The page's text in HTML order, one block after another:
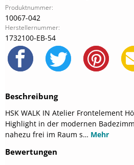
Produktnummer:
10067-042
Herstellernummer:
1732100-EB-54
Beschreibung
HSK WALK IN Atelier Frontelement
Highlight in der modernen
nahezu frei im Raum s… Mehr
Bewertungen